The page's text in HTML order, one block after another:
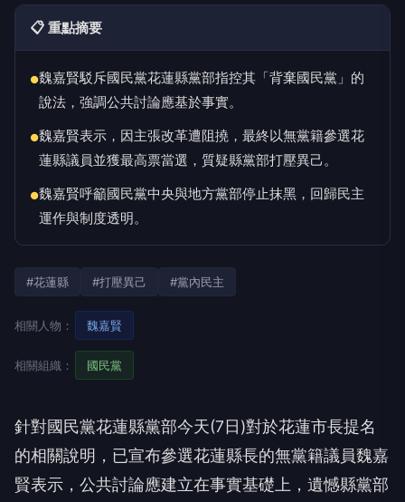
📋 重點摘要
●魏嘉賢駁斥國民黨花蓮縣黨部指控其「背棄國民黨」的
說法，強調公共討論應基於事實。
●魏嘉賢表示，因主張改革遭阻撓，最終以無黨籍參選花
蓮縣議員並獲最高票當選，質疑縣黨部打壓異己。
●魏嘉賢呼籲國民黨中央與地方黨部停止抹黑，回歸民主
運作與制度透明。
#花蓮縣 #打壓異己 #黨內民主
相關人物： 魏嘉賢
相關組織： 國民黨
針對國民黨花蓮縣黨部今天(7日)對於花蓮市長提名
的相關說明，已宣布參選花蓮縣長的無黨籍議員魏嘉
賢表示，公共討論應建立在事實基礎上，遺憾縣黨部